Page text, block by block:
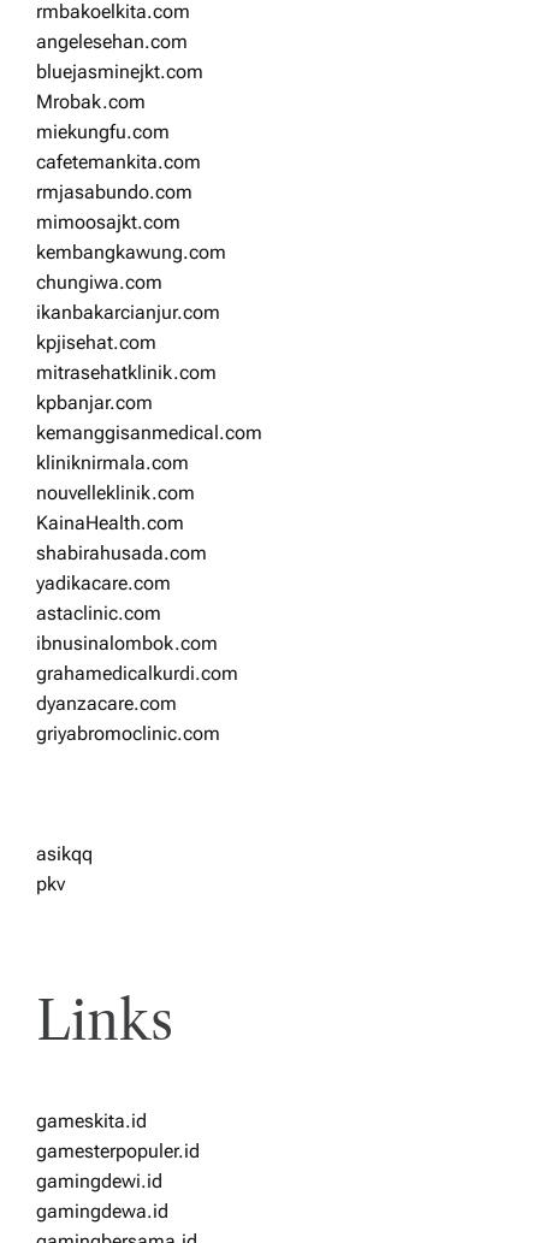
rmbakoelkita.com
angelesehan.com
bluejasminejkt.com
Mrobak.com
miekungfu.com
cafetemankita.com
rmjasabundo.com
mimoosajkt.com
kembangkawung.com
chungiwa.com
ikanbakarcianjur.com
kpjisehat.com
mitrasehatklinik.com
kpbanjar.com
kemanggisanmedical.com
kliniknirmala.com
nouvelleklinik.com
KainaHealth.com
shabirahusada.com
yadikacare.com
astaclinic.com
ibnusinalombok.com
grahamedicalkurdi.com
dyanzacare.com
griyabromoclinic.com
asikqq
pkv
Links
gameskita.id
gamesterpopuler.id
gamingdewi.id
gamingdewa.id